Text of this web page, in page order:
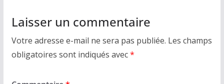
Laisser un commentaire
Votre adresse e-mail ne sera pas publiée. Les champs
obligatoires sont indiqués avec*